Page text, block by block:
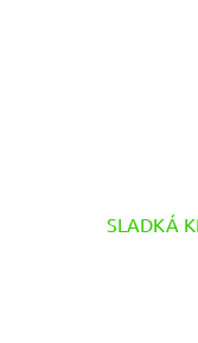
SLADKÁ